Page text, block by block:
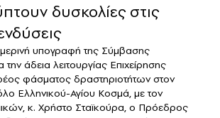
δυσκολίες στις
υπογραφή της Σύμβασης
άδεια λειτουργίας Επιχείρησης
φάσματος δραστηριοτήτων στον
Ελληνικού-Αγίου Κοσμά, με τον
κ. Χρήστο Σταϊκούρα, ο Πρόεδρος